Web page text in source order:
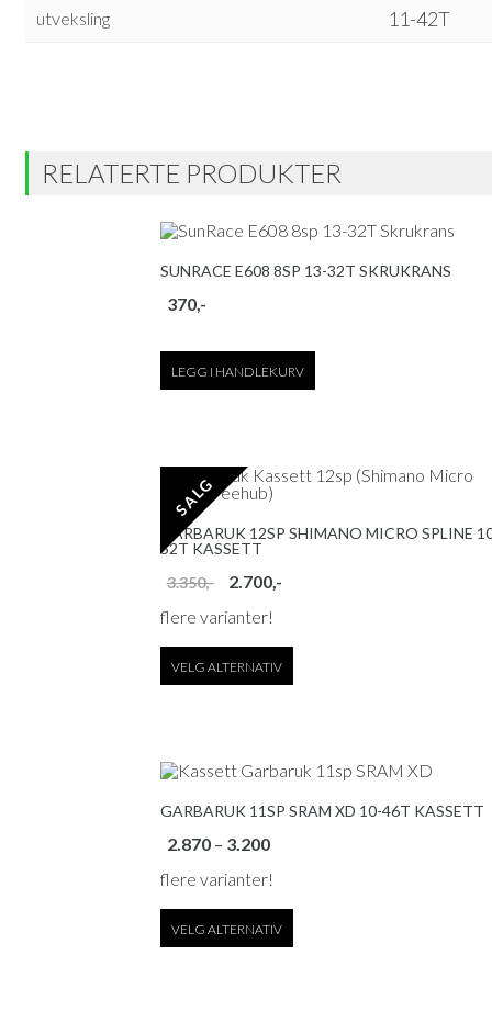
utveksling 11-42T
RELATERTE PRODUKTER
SUNRACE E608 8SP 13-32T SKRUKRANS
370,-
LEGG I HANDLEKURV
GARBARUK 12SP SHIMANO MICRO SPLINE
52T KASSETT
SALG
3.350,-
Opprinnelig
var:
2.700,-Nåværende
flere varianter!
VELG ALTERNATIV
produktet
har
flere
på
GARBARUK 11SP SRAM XD 10-46T KASSETT
2.870 – 3.200Prisområde:
til
flere varianter!
VELG ALTERNATIV
produktet
har
flere